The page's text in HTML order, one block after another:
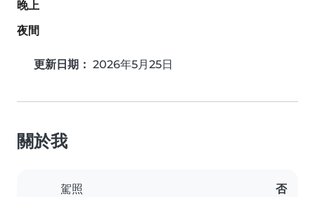
晚上
夜間
更新日期： 2026年5月25日
關於我
駕照 否